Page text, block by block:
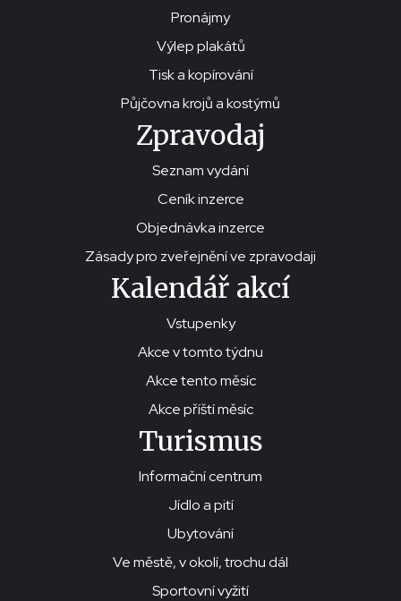
Pronájmy
Výlep plakátů
Tisk a kopírování
Půjčovna krojů a kostýmů
Zpravodaj
Seznam vydání
Ceník inzerce
Objednávka inzerce
Zásady pro zveřejnění ve zpravodaji
Kalendář akcí
Vstupenky
Akce v tomto týdnu
Akce tento měsíc
Akce příští měsíc
Turismus
Informační centrum
Jídlo a pití
Ubytování
Ve městě, v okolí, trochu dál
Sportovní vyžití